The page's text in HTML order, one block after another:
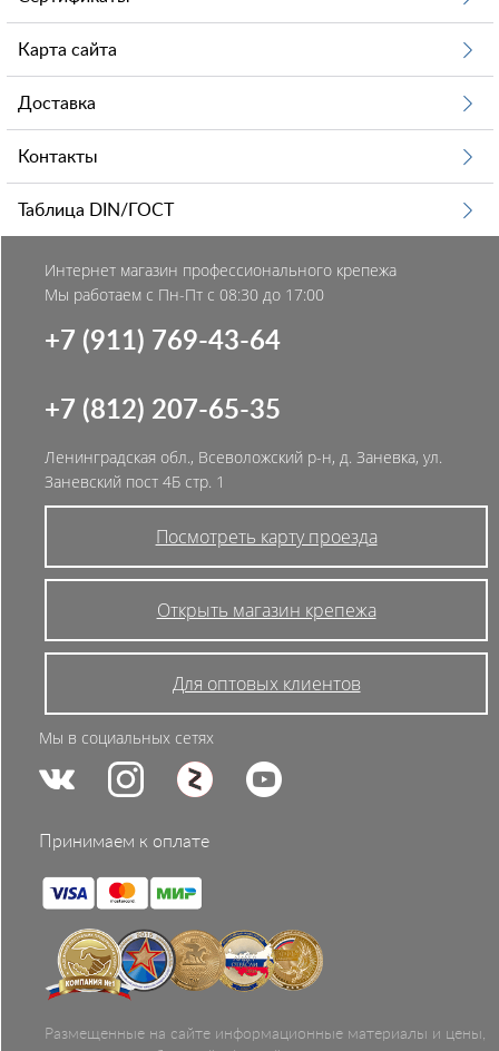
Карта сайта
Доставка
Контакты
Таблица DIN/ГОСТ
Интернет магазин профессионального крепежа
Мы работаем с Пн-Пт с 08:30 до 17:00
+7 (911) 769-43-64
+7 (812) 207-65-35
Ленинградская обл., Всеволожский р-н, д. Заневка, ул.
Заневский пост 4Б стр. 1
Посмотреть карту проезда
Открыть магазин крепежа
Для оптовых клиентов
Мы в социальных сетях
Принимаем к оплате
Размещенные на сайте информационные материалы и цены,